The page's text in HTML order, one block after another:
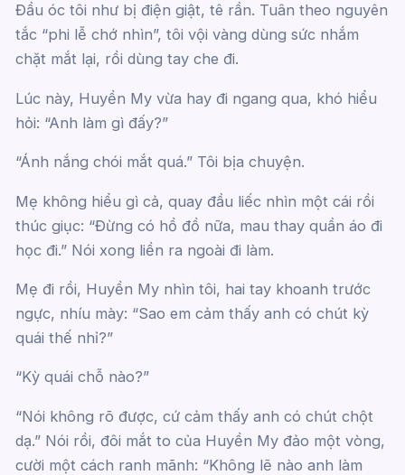
Đầu óc tôi như bị điện giật, tê rần. Tuân theo nguyên
tắc “phi lễ chớ nhìn”, tôi vội vàng dùng sức nhắm
chặt mắt lại, rồi dùng tay che đi.
Lúc này, Huyền My vừa hay đi ngang qua, khó hiểu
hỏi: “Anh làm gì đấy?”
“Ánh nắng chói mắt quá.” Tôi bịa chuyện.
Mẹ không hiểu gì cả, quay đầu liếc nhìn một cái rồi
thúc giục: “Đừng có hồ đồ nữa, mau thay quần áo đi
học đi.” Nói xong liền ra ngoài đi làm.
Mẹ đi rồi, Huyền My nhìn tôi, hai tay khoanh trước
ngực, nhíu mày: “Sao em cảm thấy anh có chút kỳ
quái thế nhỉ?”
“Kỳ quái chỗ nào?”
“Nói không rõ được, cứ cảm thấy anh có chút chột
dạ.” Nói rồi, đôi mắt to của Huyền My đảo một vòng,
cười một cách ranh mãnh: “Không lẽ nào anh làm